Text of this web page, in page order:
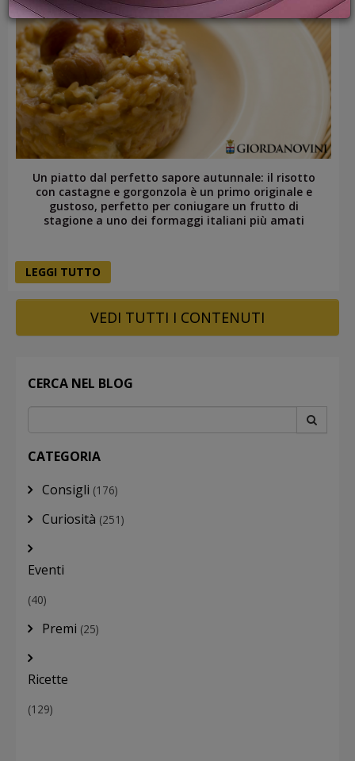
GIFT
CARD
BLOG
ACCEDI
Un piatto dal perfetto sapore autunnale: il risotto
con castagne e gorgonzola è un primo originale e
gustoso, perfetto per coniugare un frutto di
stagione a uno dei formaggi italiani più amati
LEGGI TUTTO
VEDI TUTTI I CONTENUTI
CERCA NEL BLOG
CATEGORIA
Consigli (176)
Curiosità (251)
Eventi
(40)
Premi (25)
Ricette
(129)